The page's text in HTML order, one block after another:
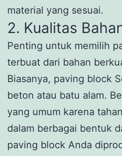
material yang sesuai.
2. Kualitas
Penting untuk memilih
terbuat dari bahan
Biasanya, paving block
beton atau batu alam.
yang umum karena
dalam berbagai bentuk
paving block Anda